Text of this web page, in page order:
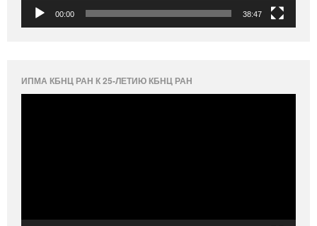
00:00 38:47
ИПМА КБНЦ РАН К 25-ЛЕТИЮ КБНЦ РАН